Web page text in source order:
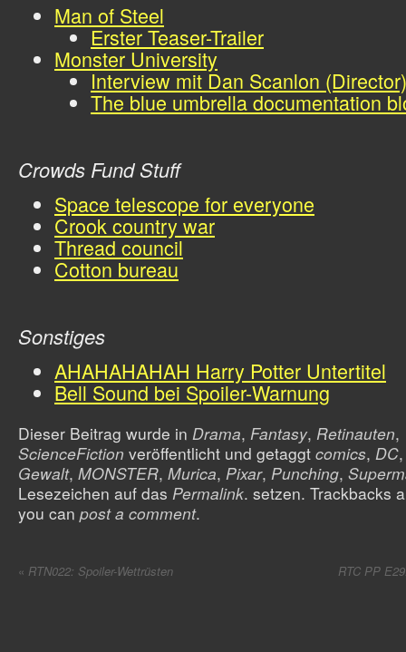
Man of Steel
Erster Teaser-Trailer
Monster University
Interview mit Dan Scanlon (Director)
The blue umbrella documentation
Crowds Fund Stuff
Space telescope for everyone
Crook country war
Thread council
Cotton bureau
Sonstiges
AHAHAHAHAH Harry Potter Untertitel
Bell Sound bei Spoiler-Warnung
Dieser Beitrag wurde in Drama, Fantasy, Retinauten,
ScienceFiction veröffentlicht und getaggt comics, DC
Gewalt, MONSTER, Murica, Pixar, Punching,
Lesezeichen auf das Permalink. setzen. Trackbacks
you can post a comment.
« RTN022: Spoiler-Wettrüsten RTC PP